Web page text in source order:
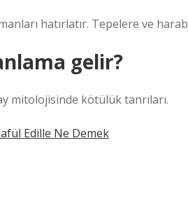
hatırlatır. Tepelere ve
gelir?
mitolojisinde kötülük tanrıları.
Edille Ne Demek